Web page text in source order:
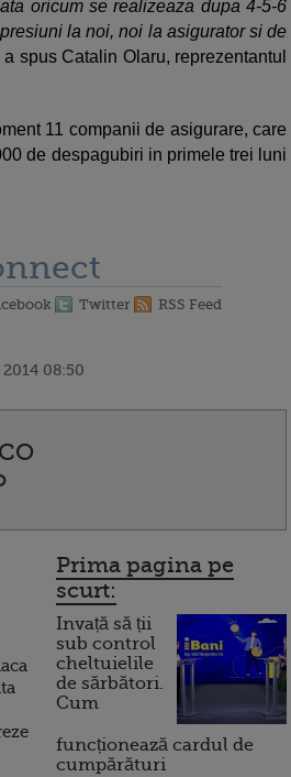
oricum se realizeaza dupa 4-5-6
la noi, noi la asigurator si de
a spus Catalin Olaru, reprezentantul
11 companii de asigurare, care
de despagubiri in primele trei luni
Twitter RSS Feed
2014 08:50
Prima pagina pe
scurt:
Invață să ții
sub control
cheltuielile
de sărbători.
Cum
funcționează cardul de
cumpărături